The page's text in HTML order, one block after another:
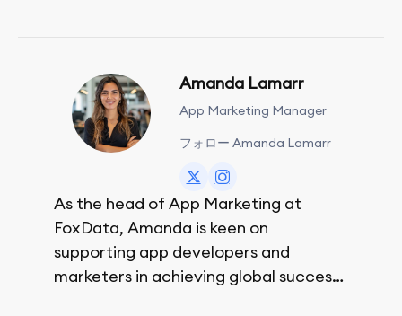
Amanda Lamarr
App Marketing Manager
フォロー Amanda Lamarr
As the head of App Marketing at
FoxData, Amanda is keen on
supporting app developers and
marketers in achieving global success,